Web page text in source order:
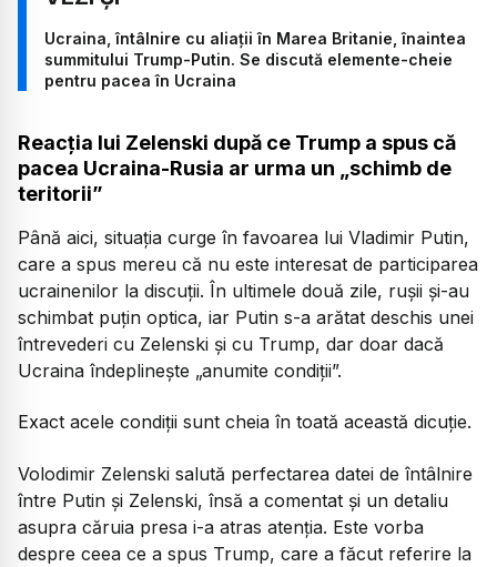
Ucraina, întâlnire cu aliații în Marea Britanie, înaintea
summitului Trump-Putin. Se discută elemente-cheie
pentru pacea în Ucraina
Reacția lui Zelenski după ce Trump a spus că
pacea Ucraina-Rusia ar urma un „schimb de
teritorii”
Până aici, situația curge în favoarea lui Vladimir Putin,
care a spus mereu că nu este interesat de participarea
ucrainenilor la discuții. În ultimele două zile, rușii și-au
schimbat puțin optica, iar Putin s-a arătat deschis unei
întrevederi cu Zelenski și cu Trump, dar doar dacă
Ucraina îndeplinește „anumite condiții”.
Exact acele condiții sunt cheia în toată această dicuție.
Volodimir Zelenski salută perfectarea datei de întâlnire
între Putin și Zelenski, însă a comentat și un detaliu
asupra căruia presa i-a atras atenția. Este vorba
despre ceea ce a spus Trump, care a făcut referire la